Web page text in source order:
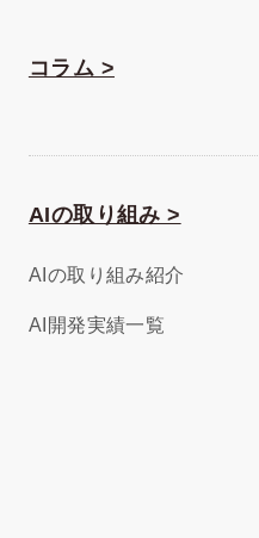
コラム >
AIの取り組み >
AIの取り組み紹介
AI開発実績一覧